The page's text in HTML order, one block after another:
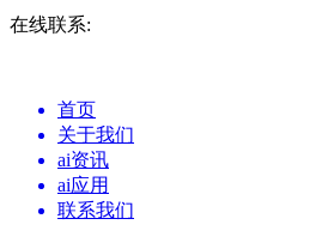
在线联系:
首页
关于我们
ai资讯
ai应用
联系我们